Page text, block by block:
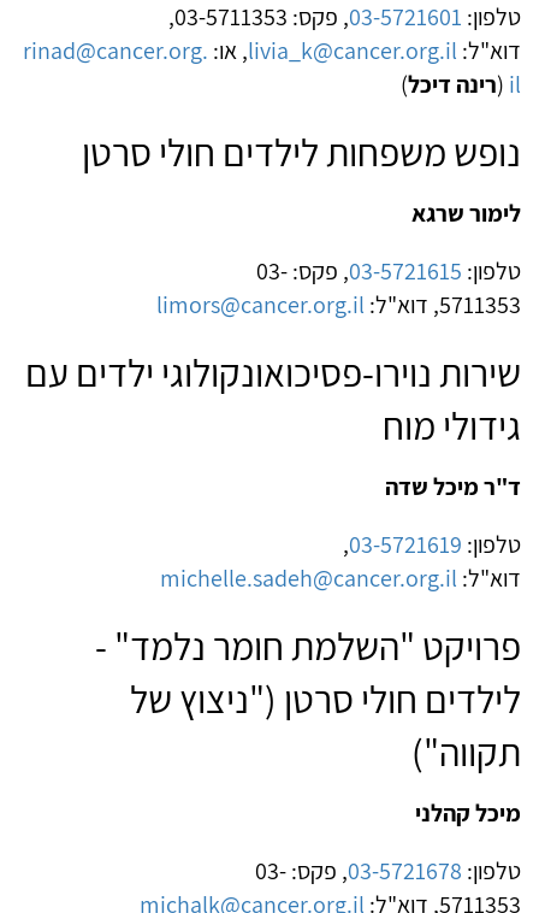
טלפון: 03-5721601
, פקס: 03-5711353,
דוא"ל: livia_k@cancer.org.il, או: rinad@cancer.org.
il
(רינה דיכל)
נופש משפחות לילדים חולי סרטן
לימור שרגא
טלפון: 03-5721615
, פקס: 03-
5711353, דוא"ל:
limors@cancer.org.il
שירות נוירו-פסיכואונקולוגי ילדים עם
גידולי מוח
ד"ר מיכל שדה
טלפון: 03-5721619
,
דוא"ל: michelle.sadeh@cancer.org.il
פרויקט "השלמת חומר נלמד" -
לילדים חולי סרטן ("ניצוץ של
תקווה")
מיכל קהלני
טלפון: 03-5721678
, פקס: 03-
5711353, דוא"ל:
michalk@cancer.org.il